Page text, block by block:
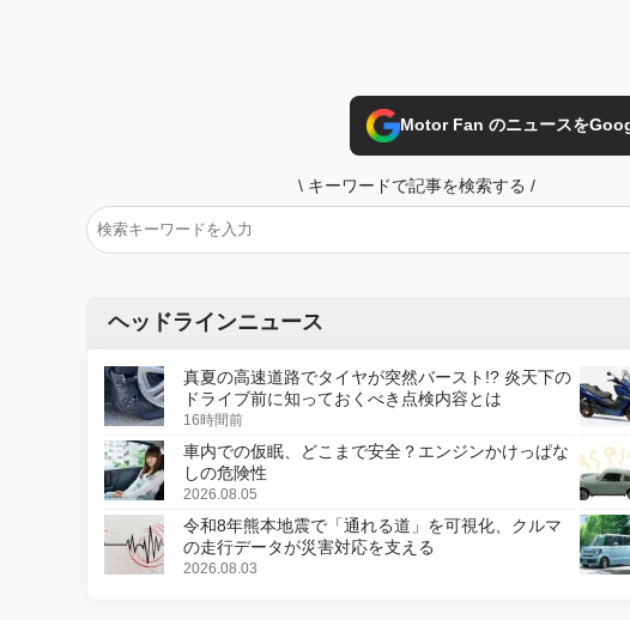
Motor Fan のニュースを
\ キーワードで記事を検索する /
ヘッドラインニュース
真夏の高速道路でタイヤが突然バースト!? 炎天下の
ドライブ前に知っておくべき点検内容とは
16時間前
車内での仮眠、どこまで安全？エンジンかけっぱな
しの危険性
2026.08.05
令和8年熊本地震で「通れる道」を可視化、クルマ
の走行データが災害対応を支える
2026.08.03